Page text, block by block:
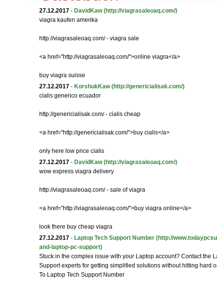
27.12.2017 - DavidKaw (http://viagrasaleoaq.com/)
viagra kaufen amerika
http://viagrasaleoaq.com/ - viagra sale
<a href="http://viagrasaleoaq.com/">online viagra</a>
buy viagra suisse
27.12.2017 - KorshukKaw (http://genericialisak.com/)
cialis generico ecuador
http://genericialisak.com/ - cialis cheap
<a href="http://genericialisak.com/">buy cialis</a>
only here low price cialis
27.12.2017 - DavidKaw (http://viagrasaleoaq.com/)
wow express viagra delivery
http://viagrasaleoaq.com/ - sale of viagra
<a href="http://viagrasaleoaq.com/">buy viagra online</a>
look there buy cheap viagra
27.12.2017 - Laptop Tech Support Number (http://
and-laptop-pc-support)
Stuck in the complex issue with your Laptop account? Contact the
Support experts for getting simplified solutions without hitting hard
To Laptop Tech Support Number